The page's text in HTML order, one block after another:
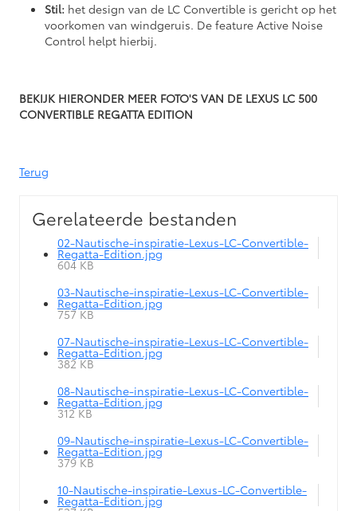
Stil: het design van de LC Convertible is gericht op het
voorkomen van windgeruis. De feature Active Noise
Control helpt hierbij.
BEKIJK HIERONDER MEER FOTO'S VAN DE LEXUS LC 500
CONVERTIBLE REGATTA EDITION
Terug
Gerelateerde bestanden
02-Nautische-inspiratie-Lexus-LC-Convertible-
Regatta-Edition.jpg
604 KB
03-Nautische-inspiratie-Lexus-LC-Convertible-
Regatta-Edition.jpg
757 KB
07-Nautische-inspiratie-Lexus-LC-Convertible-
Regatta-Edition.jpg
382 KB
08-Nautische-inspiratie-Lexus-LC-Convertible-
Regatta-Edition.jpg
312 KB
09-Nautische-inspiratie-Lexus-LC-Convertible-
Regatta-Edition.jpg
379 KB
10-Nautische-inspiratie-Lexus-LC-Convertible-
Regatta-Edition.jpg